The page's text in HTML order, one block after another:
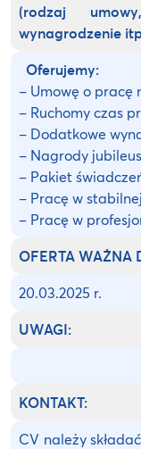
(rodzaj
wynagrodzenie
Oferujemy:
– Umowę o pracę
– Ruchomy czas
– Dodatkowe
– Nagrody
– Pakiet
– Pracę w
– Pracę w
OFERTA WAŻNA
20.03.2025 r.
UWAGI:
KONTAKT:
CV należy